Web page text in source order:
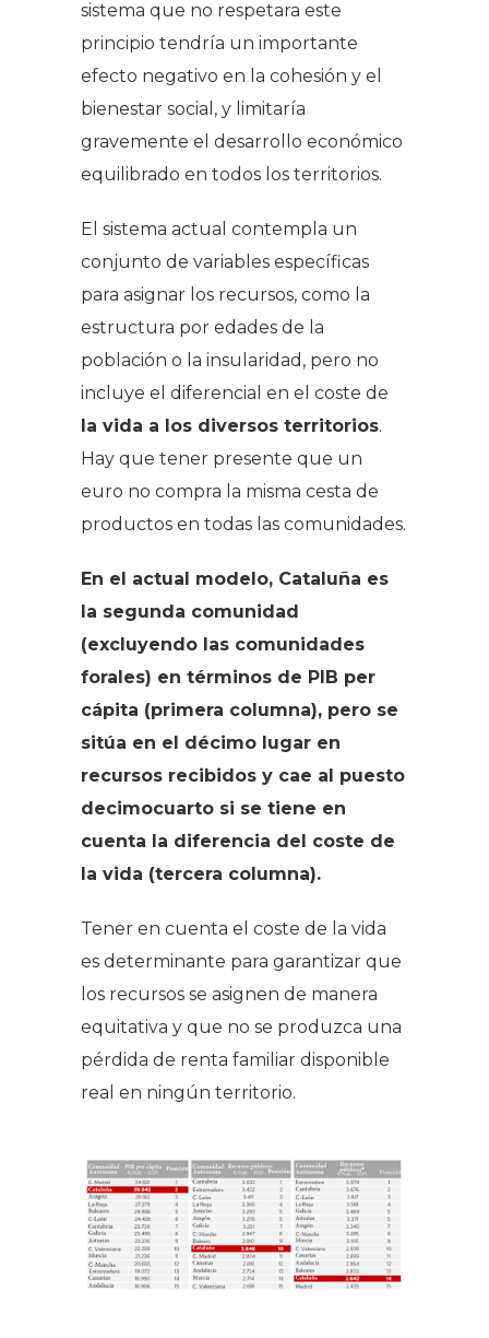
sistema que no respetara este
principio tendría un importante
efecto negativo en la cohesión y el
bienestar social, y limitaría
gravemente el desarrollo económico
equilibrado en todos los territorios.
El sistema actual contempla un
conjunto de variables específicas
para asignar los recursos, como la
estructura por edades de la
población o la insularidad, pero no
incluye el diferencial en el coste de
la vida a los diversos territorios.
Hay que tener presente que un
euro no compra la misma cesta de
productos en todas las comunidades.
En el actual modelo, Cataluña es
la segunda comunidad
(excluyendo las comunidades
forales) en términos de PIB per
cápita (primera columna), pero se
sitúa en el décimo lugar en
recursos recibidos y cae al puesto
decimocuarto si se tiene en
cuenta la diferencia del coste de
la vida (tercera columna).
Tener en cuenta el coste de la vida
es determinante para garantizar que
los recursos se asignen de manera
equitativa y que no se produzca una
pérdida de renta familiar disponible
real en ningún territorio.